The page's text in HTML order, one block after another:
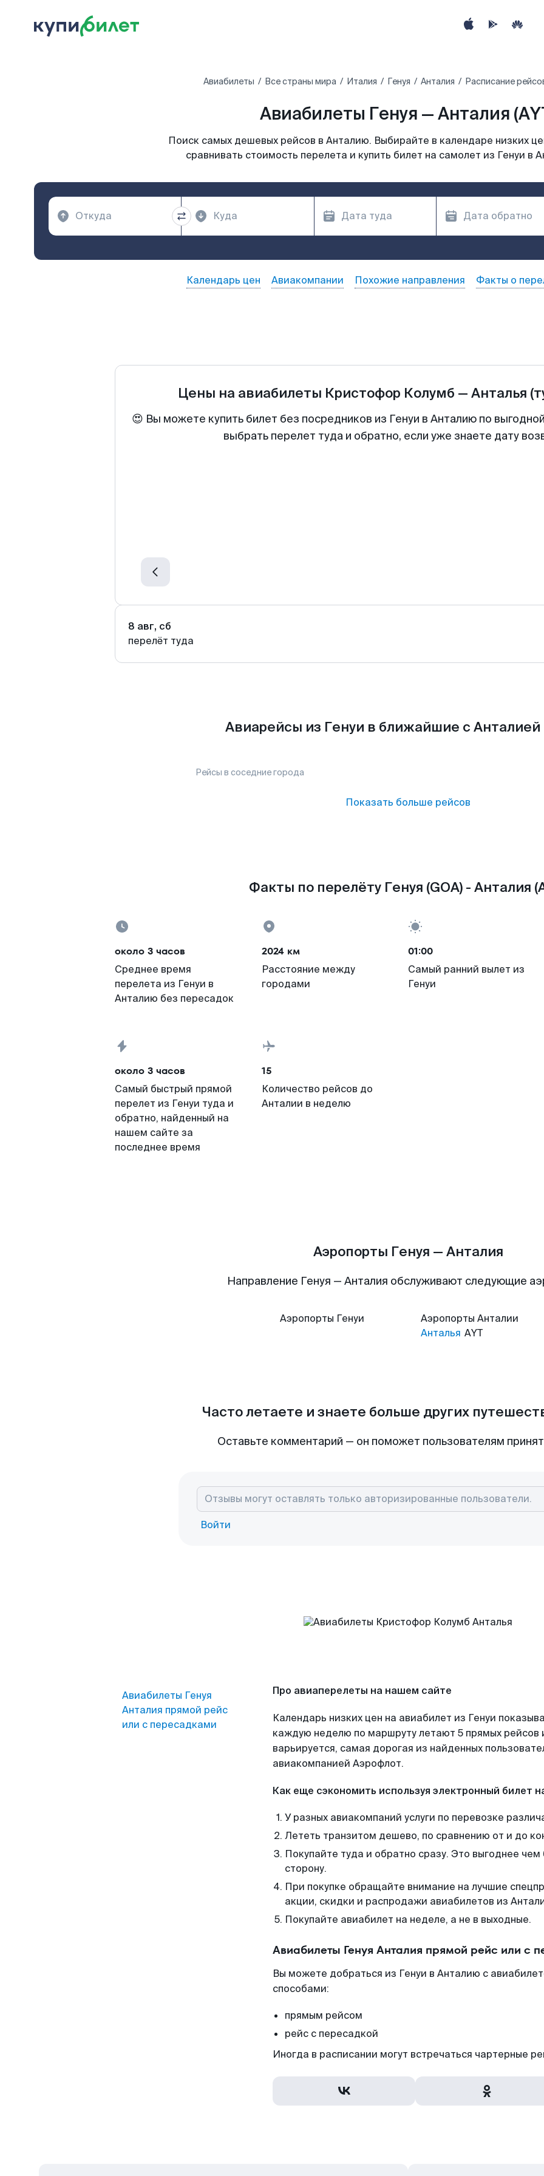
Авиабилеты Все страны мира Италия Генуя Анталия Расписание
Авиабилеты Генуя — Анталия
Поиск самых дешевых рейсов в Анталию. Выбирайте в календаре низких
сравнивать стоимость перелета и купить билет на самолет из Генуи в
Календарь цен Авиакомпании Похожие направления Факты о
Цены на авиабилеты Кристофор Колумб — Анталья
😍 Вы можете купить билет без посредников из Генуи в Анталию по
выбрать перелет туда и обратно, если уже знаете дату
8 авг, сб
перелёт туда
Авиарейсы из Генуи в ближайшие с Анталией
Рейсы в соседние города
Показать больше рейсов
Факты по перелёту Генуя (GOA) - Анталия
около 3 часов
Среднее время
перелета из Генуи в
Анталию без пересадок
2024 км
Расстояние между
городами
01:00
Самый ранний вылет из
Генуи
около 3 часов
Самый быстрый прямой
перелет из Генуи туда и
обратно, найденный на
нашем сайте за
последнее время
15
Количество рейсов до
Анталии в неделю
Аэропорты Генуя — Анталия
Направление Генуя — Анталия обслуживают следующие
Аэропорты Генуи Аэропорты Анталии
Анталья AYT
Часто летаете и знаете больше других
Оставьте комментарий — он поможет пользователям
Войти
Авиабилеты Генуя
Анталия прямой рейс
или с пересадками
Про авиаперелеты на нашем сайте
Календарь низких цен на авиабилет из Генуи
каждую неделю по маршруту летают 5 прямых рейсов
варьируется, самая дорогая из найденных
авиакомпанией Аэрофлот.
Как еще сэкономить используя электронный билет
У разных авиакомпаний услуги по перевозке
Лететь транзитом дешево, по сравнению от и до
Покупайте туда и обратно сразу. Это выгоднее чем
сторону.
При покупке обращайте внимание на лучшие
акции, скидки и распродажи авиабилетов из
Покупайте авиабилет на неделе, а не в выходные.
Авиабилеты Генуя Анталия прямой рейс или с
Вы можете добраться из Генуи в Анталию с
способами:
прямым рейсом
рейс с пересадкой
Иногда в расписании могут встречаться чартерные